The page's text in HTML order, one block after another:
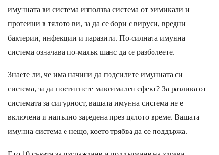
имунната ви система използва система от химикали и
протеини в тялото ви, за да се бори с вируси, вредни
бактерии, инфекции и паразити. По-силната имунна
система означава по-малък шанс да се разболеете.
Знаете ли, че има начини да подсилите имунната си
система, за да постигнете максимален ефект? За разлика от
системата за сигурност, вашата имунна система не е
включена и напълно заредена през цялото време. Вашата
имунна система е нещо, което трябва да се поддържа.